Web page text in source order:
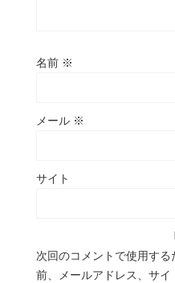
名前 ※
メール ※
サイト
次回のコメントで使用す
前、メールアドレス、サイ